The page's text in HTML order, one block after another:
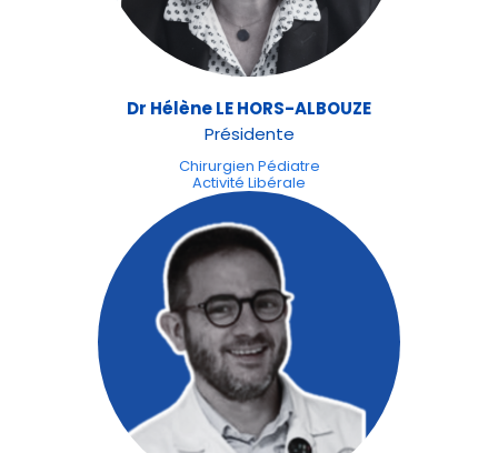
Dr Hélène LE HORS-ALBOUZE
Présidente
Chirurgien Pédiatre
Activité Libérale